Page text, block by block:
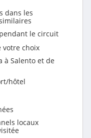
dans les
pendant le circuit
votre choix
à Salento et de
hôtel
locaux